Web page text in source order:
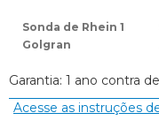
Sonda de Rhein 1
Golgran
Garantia: 1 ano contra
Acesse as instruções